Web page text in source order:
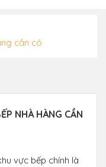
cần có
NHÀ HÀNG CẦN
vực bếp chính là